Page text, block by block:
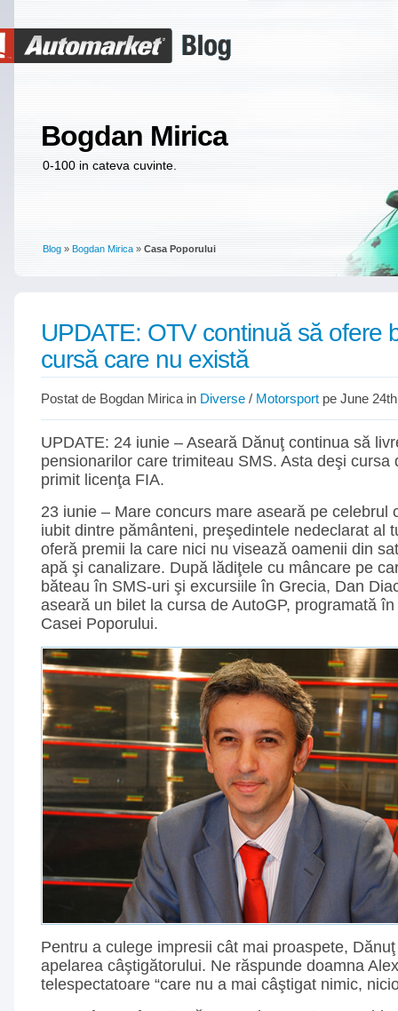
Bogdan Mirica
0-100 in cateva cuvinte.
Blog » Bogdan Mirica » Casa Poporului
UPDATE: OTV continuă să ofere
cursă care nu există
Postat de Bogdan Mirica in Diverse / Motorsport pe June
UPDATE: 24 iunie – Aseară Dănuţ continua să
pensionarilor care trimiteau SMS. Asta deşi cursa
primit licenţa FIA.
23 iunie – Mare concurs mare aseară pe celebrul
iubit dintre pământeni, preşedintele nedeclarat al
oferă premii la care nici nu visează oamenii din
apă şi canalizare. După lădiţele cu mâncare pe
băteau în SMS-uri şi excursiile în Grecia, Dan
aseară un bilet la cursa de AutoGP, programată
Casei Poporului.
Pentru a culege impresii cât mai proaspete,
apelarea câştigătorului. Ne răspunde doamna
telespectatoare “care nu a mai câştigat nimic,